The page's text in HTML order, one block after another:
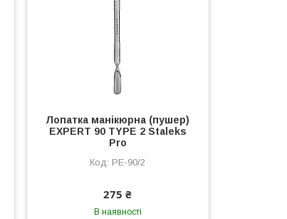
Лопатка манікюрна (пушер)
EXPERT 90 TYPE 2 Staleks
Pro
PE-90/2
275 ₴
В наявності